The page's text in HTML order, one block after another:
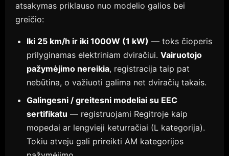
atsakymas priklauso nuo modelio galios bei
greičio:
Iki 25 km/h ir iki 1000W (1 kW) — toks čioperis
prilyginamas elektriniam dviračiui. Vairuotojo
pažymėjimo nereikia, registracija taip pat
nebūtina, o važiuoti galima net dviračių takais.
Galingesni / greitesni modeliai su EEC
sertifikatu — registruojami Regitroje kaip
mopedai ar lengvieji keturračiai (L kategorija).
Tokiu atveju gali prireikti AM kategorijos